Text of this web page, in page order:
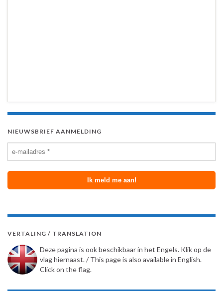
NIEUWSBRIEF AANMELDING
VERTALING / TRANSLATION
Deze pagina is ook beschikbaar in het Engels. Klik op de
vlag hiernaast. / This page is also available in English.
Click on the flag.